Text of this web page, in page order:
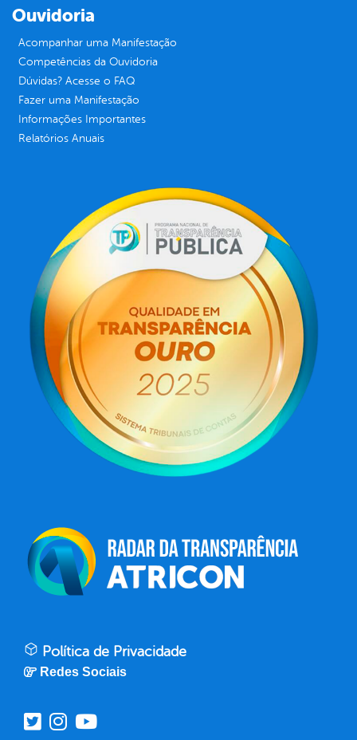
Ouvidoria
Acompanhar uma Manifestação
Competências da Ouvidoria
Dúvidas? Acesse o FAQ
Fazer uma Manifestação
Informações Importantes
Relatórios Anuais
Política de Privacidade
Redes Sociais